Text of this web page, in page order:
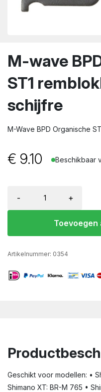
M-wave
ST1
schijfre
M-Wave BPD Organische
€ 9.10 Beschikbaar
- +
Toevoegen
Artikelnummer: 0354
Geschikt voor modellen: •
Shimano XT: BR-M 765 •